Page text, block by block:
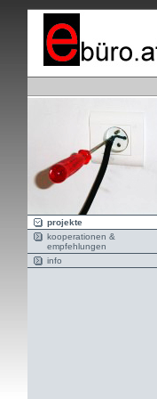
projekte
kooperationen &
empfehlungen
info